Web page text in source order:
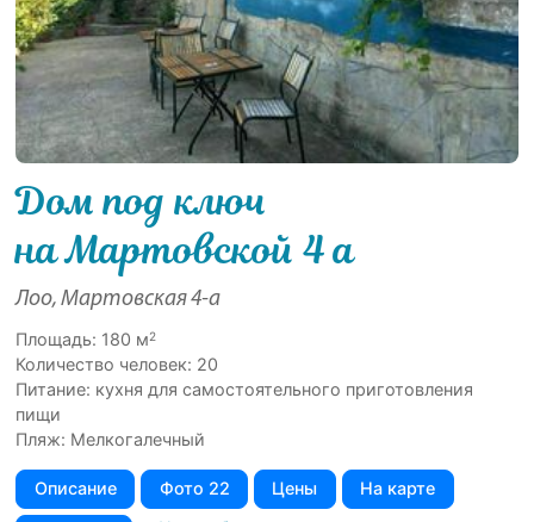
Дом под ключ
на Мартовской 4 а
Лоо, Мартовская 4-а
Площадь: 180 м2
Количество человек: 20
Питание: кухня для самостоятельного приготовления
пищи
Пляж: Мелкогалечный
Описание Фото 22 Цены
На карте